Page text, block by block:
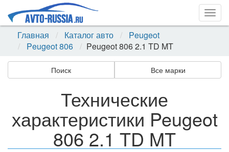
Главная
Каталог авто
Peugeot
Peugeot 806
Peugeot 806 2.1 TD MT
Поиск Все марки
Технические
характеристики Peugeot
806 2.1 TD MT